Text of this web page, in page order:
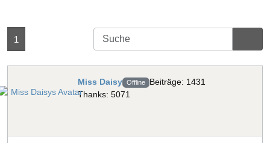
1
Miss Daisy Offline Beiträge: 1431
Thanks: 5071